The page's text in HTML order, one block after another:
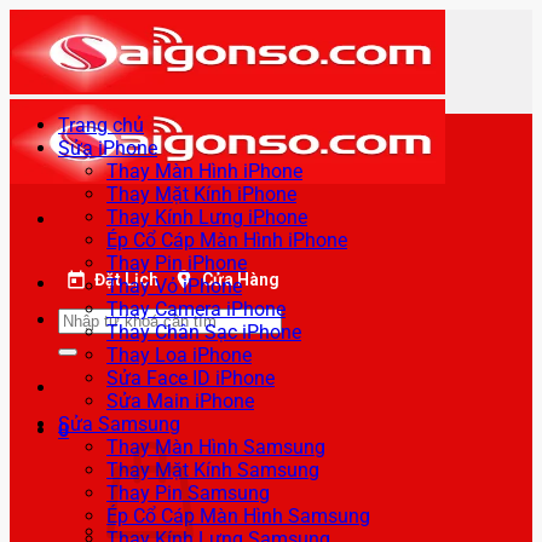
qua
nội
dung
Đặt Lịch Cửa Hàng
Tìm
kiếm:
0
Trang chủ
Sửa iPhone
Thay Màn Hình iPhone
Thay Mặt Kính iPhone
Thay Kính Lưng iPhone
Ép Cổ Cáp Màn Hình iPhone
Thay Pin iPhone
Thay Vỏ iPhone
Thay Camera iPhone
Thay Chân Sạc iPhone
Thay Loa iPhone
Sửa Face ID iPhone
Sửa Main iPhone
Sửa Samsung
Thay Màn Hình Samsung
Thay Mặt Kính Samsung
Thay Pin Samsung
Ép Cổ Cáp Màn Hình Samsung